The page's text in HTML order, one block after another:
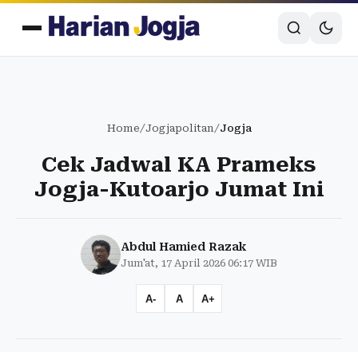
Home/Jogjapolitan/Jogja
Cek Jadwal KA Prameks
Jogja-Kutoarjo Jumat Ini
Abdul Hamied Razak
Jum'at, 17 April 2026 06:17 WIB
A- A A+